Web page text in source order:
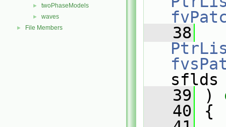
► twoPhaseModels
► waves
► File Members
   38
sflds
   39
)
   40
{